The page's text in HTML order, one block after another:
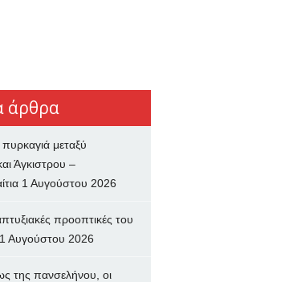
άρθρα
μεταξύ
Άγκιστρου –
1 Αυγούστου 2026
προοπτικές του
1 Αυγούστου 2026
της πανσελήνου, οι